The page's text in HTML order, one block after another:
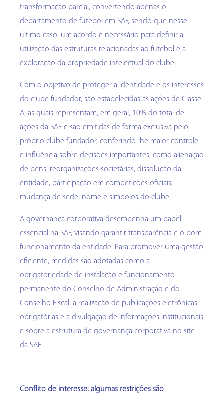
transformação parcial, convertendo apenas o
departamento de futebol em SAF, sendo que nesse
último caso, um acordo é necessário para definir a
utilização das estruturas relacionadas ao futebol e a
exploração da propriedade intelectual do clube.
Com o objetivo de proteger a identidade e os interesses
do clube fundador, são estabelecidas as ações de Classe
A, as quais representam, em geral, 10% do total de
ações da SAF e são emitidas de forma exclusiva pelo
próprio clube fundador, conferindo-lhe maior controle
e influência sobre decisões importantes, como alienação
de bens, reorganizações societárias, dissolução da
entidade, participação em competições oficiais,
mudança de sede, nome e símbolos do clube.
A governança corporativa desempenha um papel
essencial na SAF, visando garantir transparência e o bom
funcionamento da entidade. Para promover uma gestão
eficiente, medidas são adotadas como a
obrigatoriedade de instalação e funcionamento
permanente do Conselho de Administração e do
Conselho Fiscal, a realização de publicações eletrônicas
obrigatórias e a divulgação de informações institucionais
e sobre a estrutura de governança corporativa no site
da SAF.
Conflito de interesse: algumas restrições são